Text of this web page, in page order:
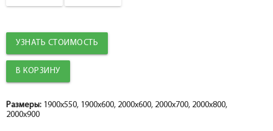
-
-
0 + шт.
Притворная планка ТЕХНО эмалит, манхэттен 30*8*2070
УЗНАТЬ СТОИМОСТЬ
Размеры: 1900x550, 1900x600, 2000x600, 2000x700, 2000x800,
2000x900